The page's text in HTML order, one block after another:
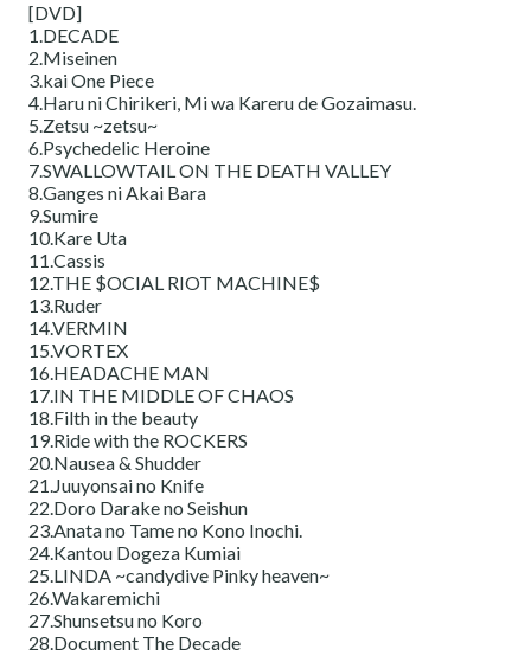
[DVD]
1.DECADE
2.Miseinen
3.kai One Piece
4.Haru ni Chirikeri, Mi wa Kareru de Gozaimasu.
5.Zetsu ~zetsu~
6.Psychedelic Heroine
7.SWALLOWTAIL ON THE DEATH VALLEY
8.Ganges ni Akai Bara
9.Sumire
10.Kare Uta
11.Cassis
12.THE $OCIAL RIOT MACHINE$
13.Ruder
14.VERMIN
15.VORTEX
16.HEADACHE MAN
17.IN THE MIDDLE OF CHAOS
18.Filth in the beauty
19.Ride with the ROCKERS
20.Nausea & Shudder
21.Juuyonsai no Knife
22.Doro Darake no Seishun
23.Anata no Tame no Kono Inochi.
24.Kantou Dogeza Kumiai
25.LINDA ~candydive Pinky heaven~
26.Wakaremichi
27.Shunsetsu no Koro
28.Document The Decade